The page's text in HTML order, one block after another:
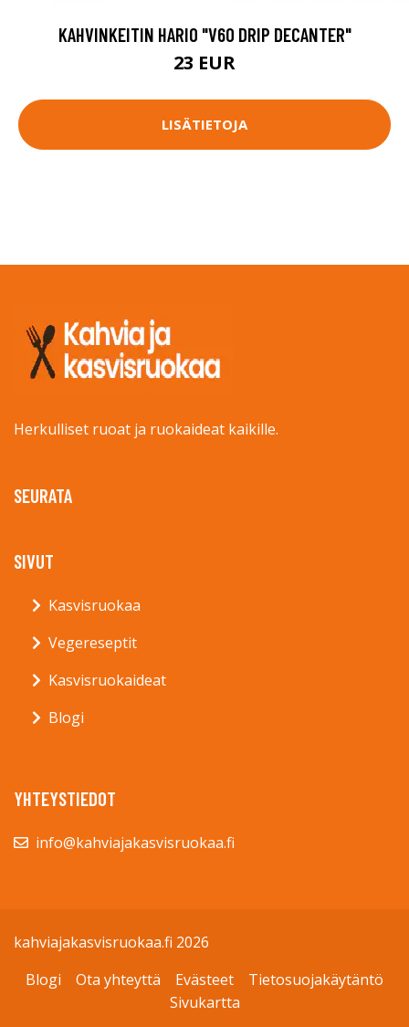
KAHVINKEITIN HARIO "V60 DRIP DECANTER"
23 EUR
LISÄTIETOJA
Herkulliset ruoat ja ruokaideat kaikille.
SEURATA
SIVUT
Kasvisruokaa
Vegereseptit
Kasvisruokaideat
Blogi
YHTEYSTIEDOT
info@kahviajakasvisruokaa.fi
kahviajakasvisruokaa.fi 2026
Blogi
Ota yhteyttä Evästeet
Tietosuojakäytäntö
Sivukartta